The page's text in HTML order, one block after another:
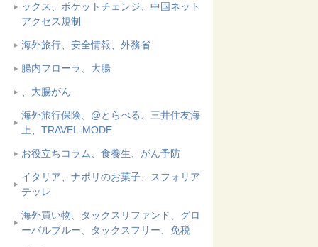
ックス、ポケットチェンジ、中国ネット
アクセス規制
海外旅行、安全情報、外務省
腸内フローラ、大腸
、大腸がん
海外旅行保険、@とらべる、三井住友海
上、TRAVEL-MODE
お役立ちコラム、食養生、がん予防
イタリア、ナポリのお菓子、スフォリア
テッレ
海外買い物、タックスリファンド、グロ
ーバルブルー、タックスフリー、免税